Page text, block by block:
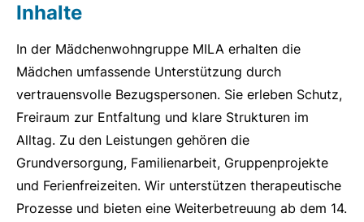
Inhalte
In der Mädchenwohngruppe MILA erhalten die
Mädchen umfassende Unterstützung durch
vertrauensvolle Bezugspersonen. Sie erleben Schutz,
Freiraum zur Entfaltung und klare Strukturen im
Alltag. Zu den Leistungen gehören die
Grundversorgung, Familienarbeit, Gruppenprojekte
und Ferienfreizeiten. Wir unterstützen therapeutische
Prozesse und bieten eine Weiterbetreuung ab dem 14.